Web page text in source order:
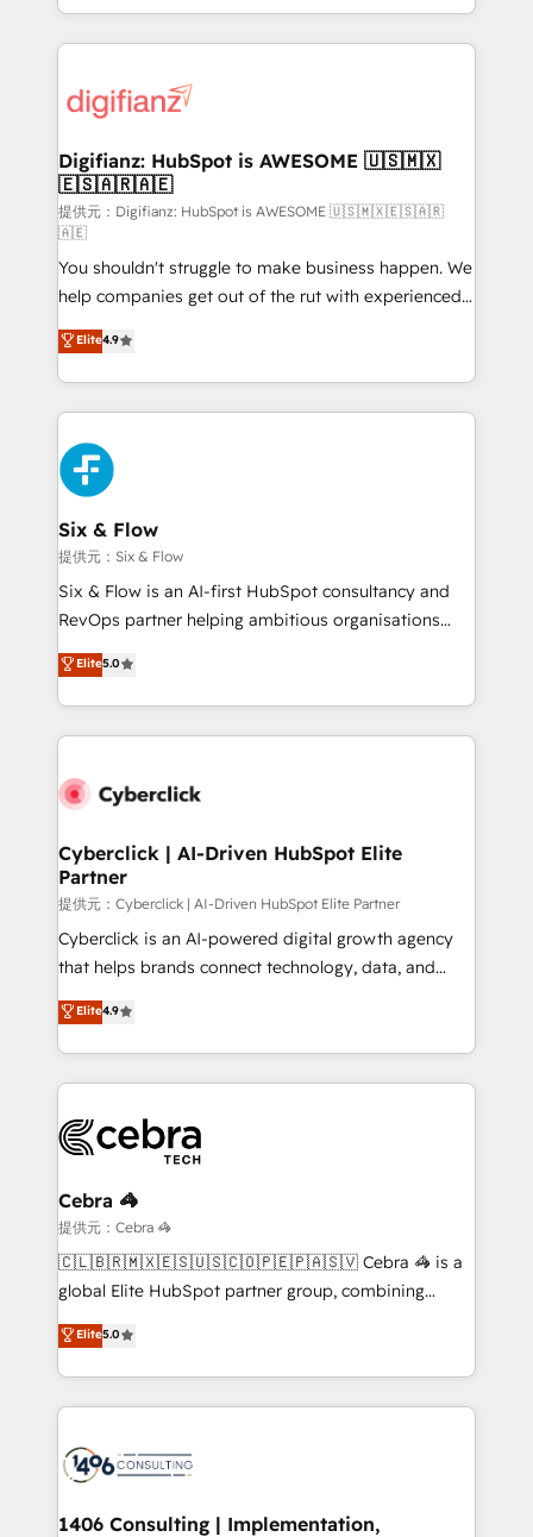
𝘳𝘦𝘴𝘱𝘰𝘯𝘴𝘪𝘷𝘦)
environments, optimise what you've got and make
sure you can actually use it, build your website in
for you and execute it on HubSpot. We are on the
framework, meaning we've been accredited by
HubSpot and vetted by the CCS, which means we
can support public sector companies as well the
other ones listed in our profile. Our services: -
HubSpot implementation - HubSpot CMS website
build We can do lots of things. But everything we do
is there for you to: - Grow revenue, and run your
business more efficiently - Build stronger
relationships with customers - Make better
decisions with data - Find a new voice and reach
more people - Get the most out of your HubSpot
investment
Digifianz: HubSpot is AWESOME 🇺🇸🇲🇽
🇪🇸🇦🇷🇦🇪
提供元：Digifianz: HubSpot is AWESOME 🇺🇸🇲🇽🇪🇸🇦🇷
🇦🇪
You shouldn't struggle to make business happen. We
help companies get out of the rut with experienced,
process-oriented teams implementing HubSpot
Marketing, Sales, Service, CMS and Operations Hub,
so selling and actually engaging with your customers
feels easy and pain-free. We are a top ranked
HubSpot Elite Partner, winner of Rookie of the Year
and Customer First Awards, 4.9/5 rating in HubSpot
Reviews and 4.9/5 rating in Clutch Reviews. Digifianz
helps the following industries: logistics & 3PL, home
improvement & construction, branding and
commercialization, real estate, health, education,
SaaS, Software Dev & IT and consulting, make the
the United States, EU, UAE, Mexico and Latin
America. From casual user to super fan: make
Elite4.9
Six & Flow
提供元：Six & Flow
Six & Flow is an AI-first HubSpot consultancy and
RevOps partner helping ambitious organisations
grow with clarity, confidence, and intelligence.
Operating across the UK, Netherlands, Ireland, and
Canada, we’ve delivered thousands of successful
HubSpot projects for mid-market and enterprise
combine HubSpot, data, and AI to design connected
and technology for predictable, scalable revenue
growth. Our expertise spans RevOps, CRM and data
architecture, AI enablement, and strategic marketing,
delivered through our proprietary FLAIR framework
for responsible AI adoption. As a HubSpot Elite
we blend strategy, creativity, and technology to help
organisations scale smarter and grow stronger.
Elite5.0
Cyberclick | AI-Driven HubSpot Elite
Partner
提供元：Cyberclick | AI-Driven HubSpot Elite Partner
Cyberclick is an AI-powered digital growth agency
that helps brands connect technology, data, and
creativity to achieve measurable results. Founded in
Barcelona and operating across Spain, LATAM, and
the UK, we support global companies in building
smarter marketing, sales, and customer success
Iberia (Spain & Portugal), we combine human insight
with intelligent automation to drive sustainable
growth. Our multidisciplinary team designs solutions
that simplify complexity, boost performance, and
turn innovation into real impact. 🌍 Highlights •
HubSpot Partner since 2012 • 2022 EMEA Impact
projects • Clients in 30+ industries • Proprietary
technology for integrations • Multilingual team:
Elite4.9
Cebra 🦓
提供元：Cebra 🦓
🇨🇱🇧🇷🇲🇽🇪🇸🇺🇸🇨🇴🇵🇪🇵🇦🇸🇻 Cebra 🦓 is a
global Elite HubSpot partner group, combining
technology, marketing and media expertise across
Latin America and Southern Europe, with teams
across 9 countries. Born in Chile, we combine local
insight with international reach to help businesses
HubSpot implementations, building end-to-end
and loop marketing, content, and digital creativity.
Elite5.0
1406 Consulting | Implementation,